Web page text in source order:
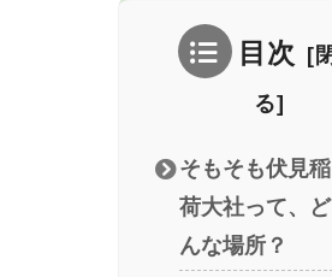
目次
そもそも伏見稲
荷大社って、ど
んな場所？